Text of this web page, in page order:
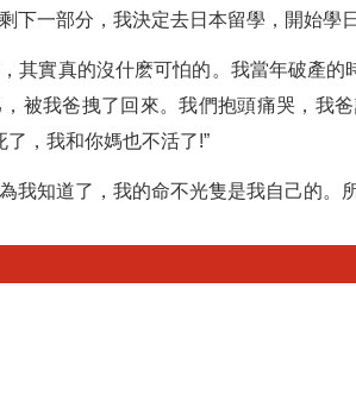
下一部分，我決定去日本留學，開始
其實真的沒什麽可怕的。我當年破產
被我爸拽了回來。我們抱頭痛哭，我
，我和你媽也不活了!”
我知道了，我的命不光隻是我自己的。